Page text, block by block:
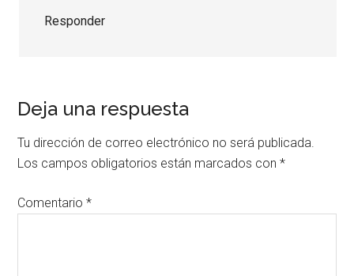
Responder
Deja una respuesta
Tu dirección de correo electrónico no será publicada.
Los campos obligatorios están marcados con*
Comentario*